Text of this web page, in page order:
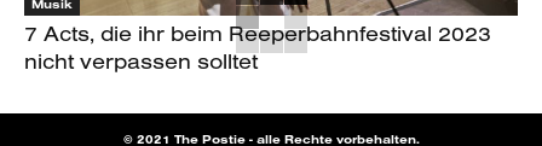
Musik
7 Acts, die ihr beim Reeperbahnfestival 2023
nicht verpassen solltet
© 2021 The Postie - alle Rechte vorbehalten.